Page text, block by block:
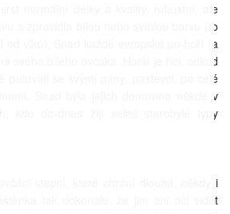
normální délky a kvality, robustní, ale
a zpravidla bílou nebo světlou barvu (to
od vlků). Snad každé evropské po-hoří (a
svého bílého ovčáka. Horší je říci, odkud
putovali se svými pány, pastevci, po celé
Snad byla jejich domovina někde v
kde do-dnes žijí velmi starobylé typy
stepní, které chrání dlouhá, někdy i
tak dokonale, že jim ani oči vidět